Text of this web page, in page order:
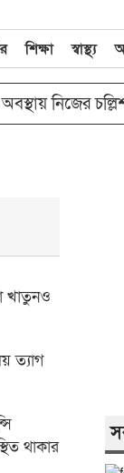
শিক্ষা স্বাস্থ্য
নিজের
খাতুনও
ত্যাগ
থাকার